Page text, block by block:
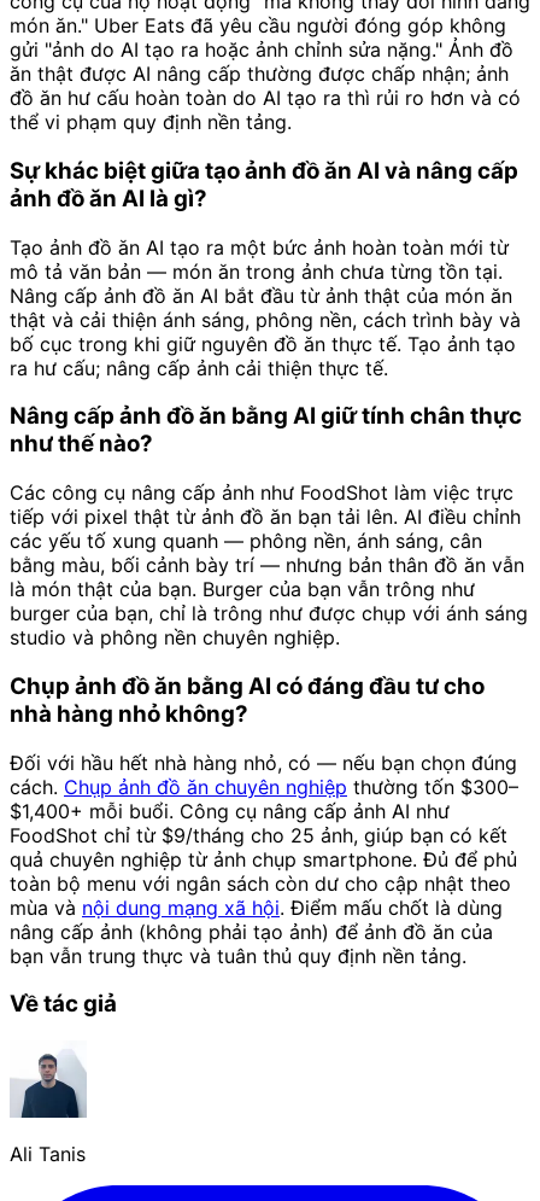
món ăn." Uber Eats đã yêu cầu người đóng góp không
gửi "ảnh do AI tạo ra hoặc ảnh chỉnh sửa nặng." Ảnh đồ
ăn thật được AI nâng cấp thường được chấp nhận; ảnh
đồ ăn hư cấu hoàn toàn do AI tạo ra thì rủi ro hơn và có
thể vi phạm quy định nền tảng.
Sự khác biệt giữa tạo ảnh đồ ăn AI và nâng cấp
ảnh đồ ăn AI là gì?
Tạo ảnh đồ ăn AI tạo ra một bức ảnh hoàn toàn mới từ
mô tả văn bản — món ăn trong ảnh chưa từng tồn tại.
Nâng cấp ảnh đồ ăn AI bắt đầu từ ảnh thật của món ăn
thật và cải thiện ánh sáng, phông nền, cách trình bày và
bố cục trong khi giữ nguyên đồ ăn thực tế. Tạo ảnh tạo
ra hư cấu; nâng cấp ảnh cải thiện thực tế.
Nâng cấp ảnh đồ ăn bằng AI giữ tính chân thực
như thế nào?
Các công cụ nâng cấp ảnh như FoodShot làm việc trực
tiếp với pixel thật từ ảnh đồ ăn bạn tải lên. AI điều chỉnh
các yếu tố xung quanh — phông nền, ánh sáng, cân
bằng màu, bối cảnh bày trí — nhưng bản thân đồ ăn vẫn
là món thật của bạn. Burger của bạn vẫn trông như
burger của bạn, chỉ là trông như được chụp với ánh sáng
studio và phông nền chuyên nghiệp.
Chụp ảnh đồ ăn bằng AI có đáng đầu tư cho
nhà hàng nhỏ không?
Đối với hầu hết nhà hàng nhỏ, có — nếu bạn chọn đúng
cách. Chụp ảnh đồ ăn chuyên nghiệp thường tốn $300–
$1,400+ mỗi buổi. Công cụ nâng cấp ảnh AI như
FoodShot chỉ từ $9/tháng cho 25 ảnh, giúp bạn có kết
quả chuyên nghiệp từ ảnh chụp smartphone. Đủ để phủ
toàn bộ menu với ngân sách còn dư cho cập nhật theo
mùa và nội dung mạng xã hội. Điểm mấu chốt là dùng
nâng cấp ảnh (không phải tạo ảnh) để ảnh đồ ăn của
bạn vẫn trung thực và tuân thủ quy định nền tảng.
Về tác giả
Ali Tanis